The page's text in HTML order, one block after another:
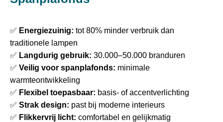
✅ Energiezuinig: tot 80% minder verbruik dan
traditionele lampen
✅ Langdurig gebruik: 30.000–50.000 branduren
✅ Veilig voor spanplafonds: minimale
warmteontwikkeling
✅ Flexibel toepasbaar: basis- of accentverlichting
✅ Strak design: past bij moderne interieurs
✅ Flikkervrij licht: comfortabel en gelijkmatig